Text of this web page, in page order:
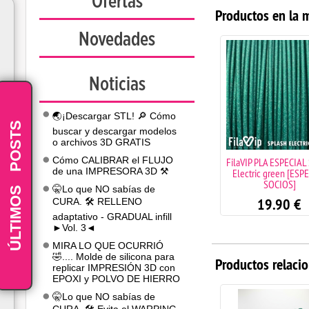
Novedades
Noticias
🌏¡Descargar STL! 🔎 Cómo
buscar y descargar modelos
o archivos 3D GRATIS
Cómo CALIBRAR el FLUJO
de una IMPRESORA 3D ⚒️
🤫Lo que NO sabías de
CURA. 🛠️ RELLENO
adaptativo - GRADUAL infill
►Vol. 3◄
MIRA LO QUE OCURRIÓ
🤣.... Molde de silicona para
replicar IMPRESIÓN 3D con
EPOXI y POLVO DE HIERRO
🤫Lo que NO sabías de
Productos en la
FilaVIP PLA ESPECIAL Splash
aluminum [ESPECIAL
SOCIOS] AGOTADO
19.90
FilaVIP PLA
Electric green
SOCIOS]
19.90 €
Productos
ÚLTIMOS
POSTS